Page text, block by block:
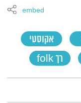
אקוסטי
רך folk
embed